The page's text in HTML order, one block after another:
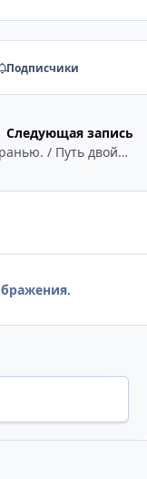
Подписчики
Следующая запись
Мир за гранью. / Путь двойника /.